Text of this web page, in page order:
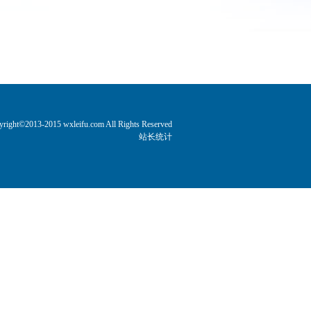
2015 wxleifu.com All Rights Reserved
站长统计